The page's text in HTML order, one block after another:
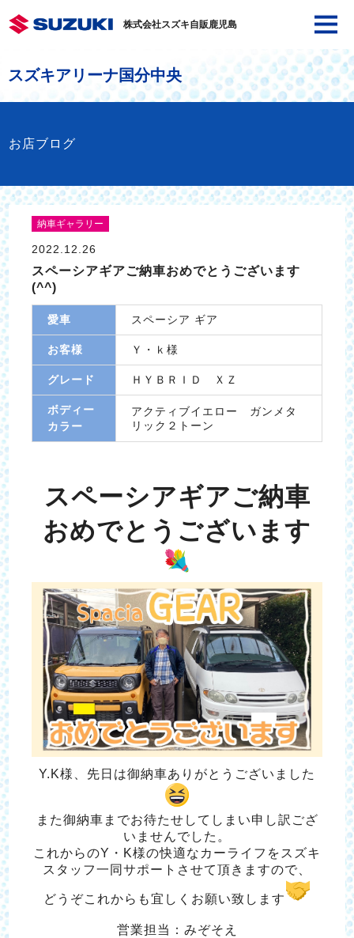
株式会社スズキ自販鹿児島
スズキアリーナ国分中央
お店ブログ
納車ギャラリー
2022.12.26
スペーシアギアご納車おめでとうございます
(^^)
愛車 スペーシア ギア
お客様 Ｙ・ｋ様
グレード ＨＹＢＲＩＤ ＸＺ
ボディー
カラー
アクティブイエロー ガンメタ
リック２トーン
スペーシアギアご納車
おめでとうございます
Y.K様、先日は御納車ありがとうございました
また御納車までお待たせしてしまい申し訳ござ
いませんでした。
これからのY・K様の快適なカーライフをスズキ
スタッフ一同サポートさせて頂きますので、
どうぞこ れからも宜しくお願い致します
営業担当：みぞそえ